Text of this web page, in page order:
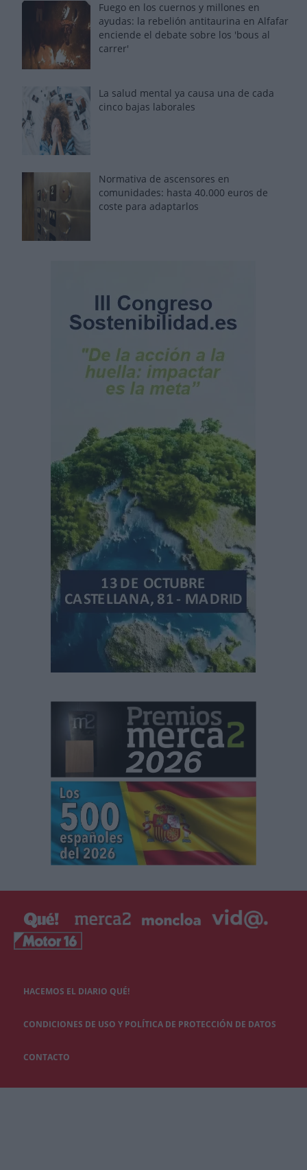
Fuego en los cuernos y millones en
ayudas: la rebelión antitaurina en Alfafar
enciende el debate sobre los 'bous al
carrer'
La salud mental ya causa una de cada
cinco bajas laborales
Normativa de ascensores en
comunidades: hasta 40.000 euros de
coste para adaptarlos
HACEMOS EL DIARIO QUÉ!
CONDICIONES DE USO Y POLÍTICA DE PROTECCIÓN DE DATOS
CONTACTO